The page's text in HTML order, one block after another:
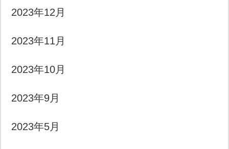
2023年12月
2023年11月
2023年10月
2023年9月
2023年5月